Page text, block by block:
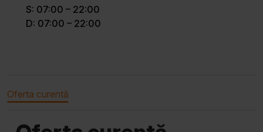
S: 07:00 – 22:00
D: 07:00 – 22:00
Oferta curentă